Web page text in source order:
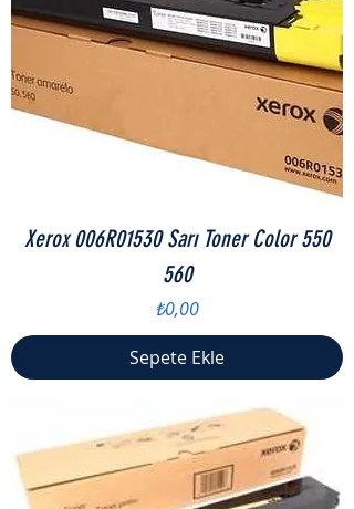
Xerox 006R01530 Sarı Toner Color 550
560
Fiyat
₺0,00
Sepete Ekle